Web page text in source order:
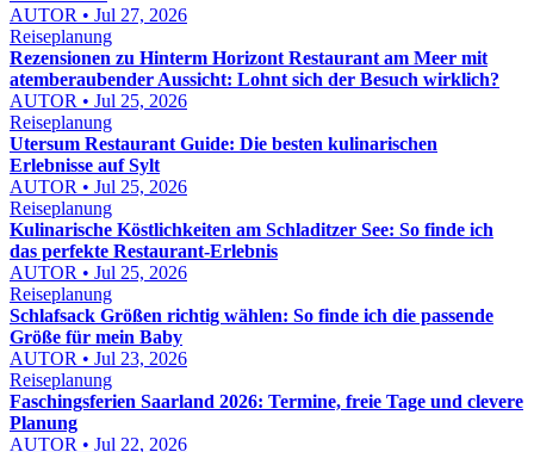
AUTOR • Jul 27, 2026
Reiseplanung
Rezensionen zu Hinterm Horizont Restaurant am Meer mit
atemberaubender Aussicht: Lohnt sich der Besuch wirklich?
AUTOR • Jul 25, 2026
Reiseplanung
Utersum Restaurant Guide: Die besten kulinarischen
Erlebnisse auf Sylt
AUTOR • Jul 25, 2026
Reiseplanung
Kulinarische Köstlichkeiten am Schladitzer See: So finde ich
das perfekte Restaurant-Erlebnis
AUTOR • Jul 25, 2026
Reiseplanung
Schlafsack Größen richtig wählen: So finde ich die passende
Größe für mein Baby
AUTOR • Jul 23, 2026
Reiseplanung
Faschingsferien Saarland 2026: Termine, freie Tage und clevere
Planung
AUTOR • Jul 22, 2026